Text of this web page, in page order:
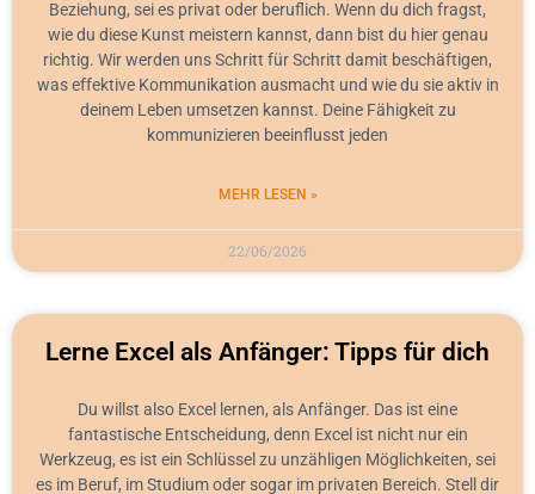
Beziehung, sei es privat oder beruflich. Wenn du dich fragst,
wie du diese Kunst meistern kannst, dann bist du hier genau
richtig. Wir werden uns Schritt für Schritt damit beschäftigen,
was effektive Kommunikation ausmacht und wie du sie aktiv in
deinem Leben umsetzen kannst. Deine Fähigkeit zu
kommunizieren beeinflusst jeden
MEHR LESEN »
22/06/2026
Lerne Excel als Anfänger: Tipps für dich
Du willst also Excel lernen, als Anfänger. Das ist eine
fantastische Entscheidung, denn Excel ist nicht nur ein
Werkzeug, es ist ein Schlüssel zu unzähligen Möglichkeiten, sei
es im Beruf, im Studium oder sogar im privaten Bereich. Stell dir